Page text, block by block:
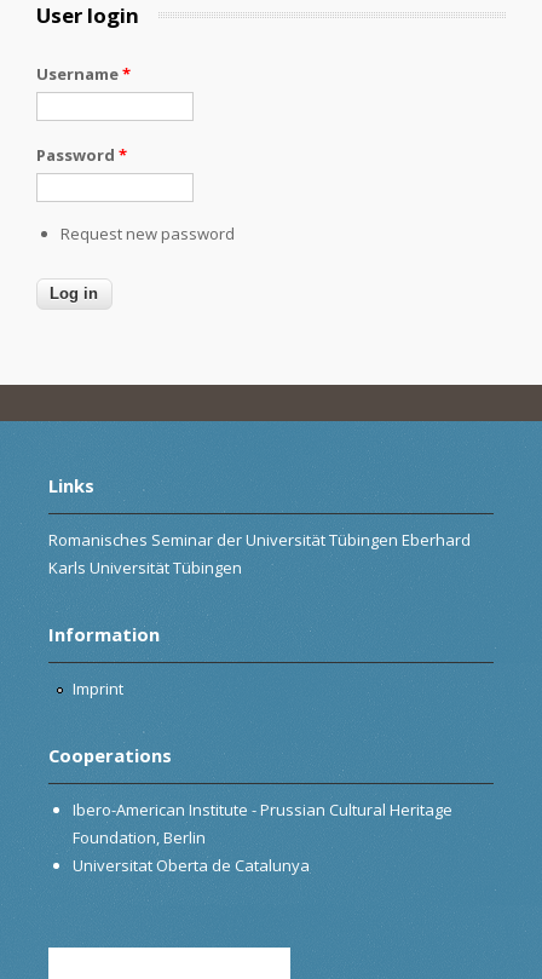
User login
Username*
Password *
Request new password
Links
Romanisches Seminar der Universität Tübingen Eberhard
Karls Universität Tübingen
Information
Imprint
Cooperations
Ibero-American Institute - Prussian Cultural Heritage
Foundation, Berlin
Universitat Oberta de Catalunya